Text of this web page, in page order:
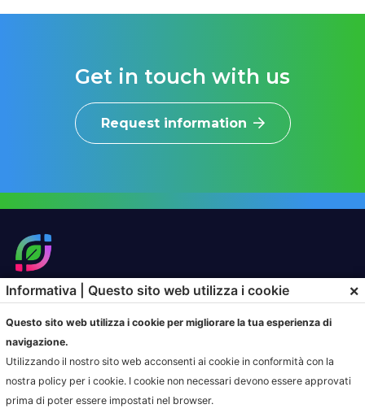
Get in touch with us
Request information
SOLUZIONI
HOME
SOLUZIONI DI CONFERIMENTO
GESTIONE SERVIZIO DI
RACCOLTA
PRODOTTI
HOME
HOME
AZIENDE
Informativa | Questo sito web utilizza i cookie ×
Questo sito web utilizza i cookie per migliorare la tua esperienza di
navigazione.
Utilizzando il nostro sito web acconsenti ai cookie in conformità con la
nostra policy per i cookie. I cookie non necessari devono essere approvati
prima di poter essere impostati nel browser.